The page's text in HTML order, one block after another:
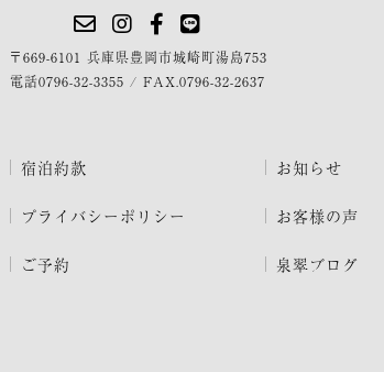
〒669-6101 兵庫県豊岡市城崎町湯島753
電話0796-32-3355 / FAX.0796-32-2637
宿泊約款
プライバシーポリシー
ご予約
お知らせ
お客様の声
泉翠ブログ